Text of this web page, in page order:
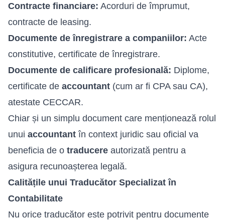
Contracte financiare: Acorduri de împrumut,
contracte de leasing.
Documente de înregistrare a companiilor: Acte
constitutive, certificate de înregistrare.
Documente de calificare profesională: Diplome,
certificate de accountant (cum ar fi CPA sau CA),
atestate CECCAR.
Chiar și un simplu document care menționează rolul
unui accountant în context juridic sau oficial va
beneficia de o traducere autorizată pentru a
asigura recunoașterea legală.
Calitățile unui Traducător Specializat în
Contabilitate
Nu orice traducător este potrivit pentru documente